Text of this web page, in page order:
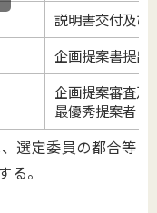
説明書交付及び
企画提案書提出
企画提案審査及
最優秀提案者と
選定委員の都合等
。